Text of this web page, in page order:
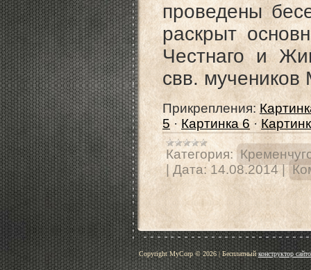
проведены
раскрыт
Честнаго и
свв.
Прикрепления:
5· Картинка 6 ·
Категория:
Дата: 14.08.2014 |
Copyright MyCorp © 2026|Бесплатныйконструктор